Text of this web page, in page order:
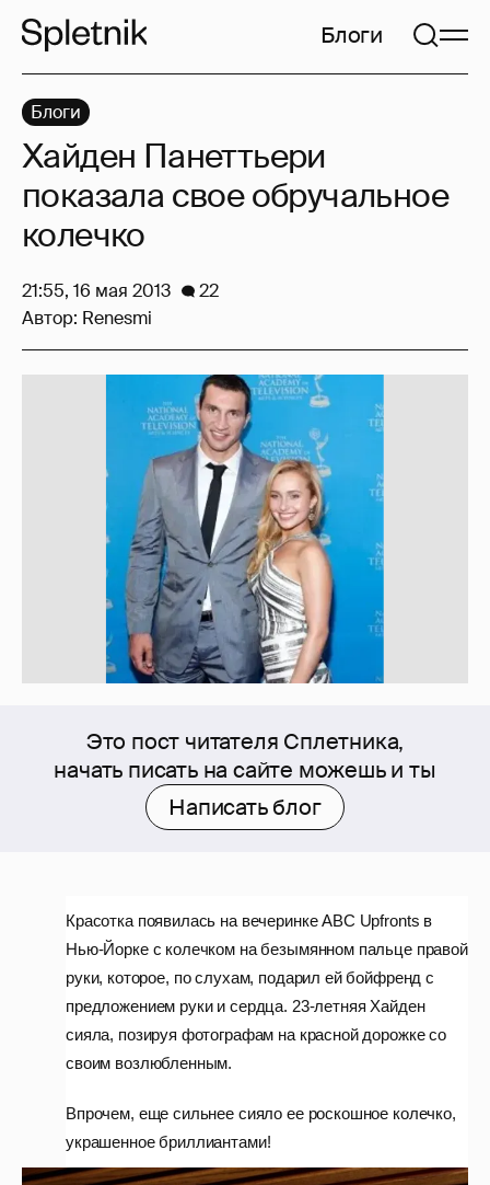
Блоги
Это пост читателя Сплетника,
начать писать на сайте можешь и ты
Написать блог
Красотка появилась на вечеринке ABC Upfronts в
Нью-Йорке с колечком на безымянном пальце правой
руки, которое, по слухам, подарил ей бойфренд с
предложением руки и сердца. 23-летняя Хайден
сияла, позируя фотографам на красной дорожке со
своим возлюбленным.
Впрочем, еще сильнее сияло ее роскошное колечко,
украшенное бриллиантами!
Блоги
Хайден Панеттьери
показала свое обручальное
колечко
21:55, 16 мая 2013
22
Автор: Renesmi